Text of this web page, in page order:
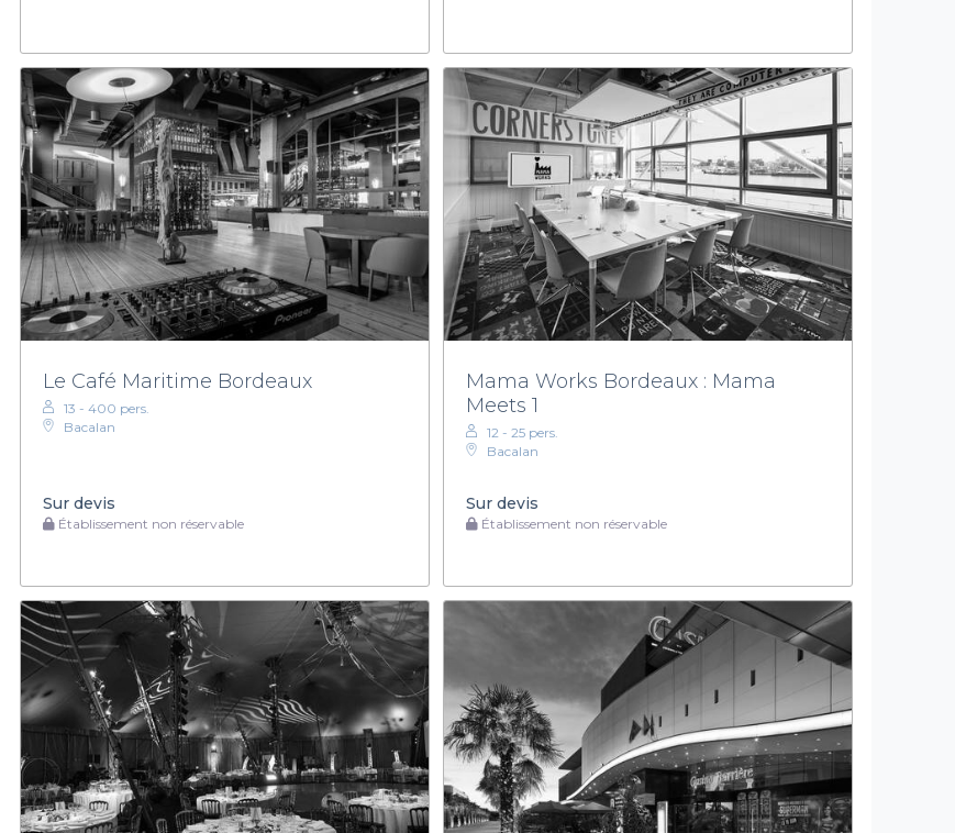
Le Café Maritime Bordeaux
13 - 400 pers.
Bacalan
Sur devis
Établissement non réservable
Mama Works Bordeaux : Mama
Meets 1
12 - 25 pers.
Bacalan
Sur devis
Établissement non réservable